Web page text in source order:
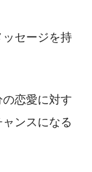
セージを持
恋愛に対す
ンスになる